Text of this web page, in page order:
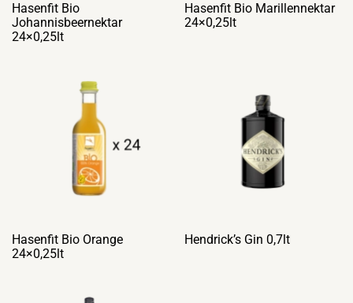
Hasenfit Bio
Johannisbeernektar
24×0,25lt
Hasenfit Bio Marillennektar
24×0,25lt
Hasenfit Bio Orange
24×0,25lt
Hendrick’s Gin 0,7lt